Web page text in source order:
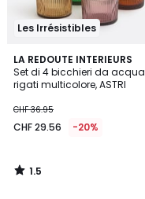
Les Irrésistibles
LA REDOUTE INTERIEURS
Set di 4 bicchieri da acqua
rigati multicolore, ASTRI
CHF 36.95
CHF 29.56 -20%
1.5
/
5
1.5
/